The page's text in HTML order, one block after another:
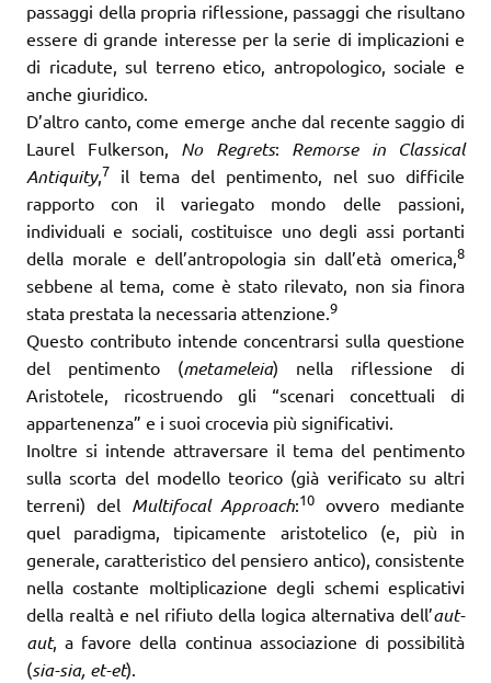
passaggi della propria riflessione, passaggi che risultano
essere di grande interesse per la serie di implicazioni e
di ricadute, sul terreno etico, antropologico, sociale e
anche giuridico.
D’altro canto, come emerge anche dal recente saggio di
Laurel Fulkerson, No Regrets: Remorse in Classical
Antiquity,7 il tema del pentimento, nel suo difficile
rapporto con il variegato mondo delle passioni,
individuali e sociali, costituisce uno degli assi portanti
della morale e dell’antropologia sin dall’età omerica,8
sebbene al tema, come è stato rilevato, non sia finora
stata prestata la necessaria attenzione.9
Questo contributo intende concentrarsi sulla questione
del pentimento (metameleia) nella riflessione di
Aristotele, ricostruendo gli “scenari concettuali di
appartenenza” e i suoi crocevia più significativi.
Inoltre si intende attraversare il tema del pentimento
sulla scorta del modello teorico (già verificato su altri
terreni) del Multifocal Approach:10 ovvero mediante
quel paradigma, tipicamente aristotelico (e, più in
generale, caratteristico del pensiero antico), consistente
nella costante moltiplicazione degli schemi esplicativi
della realtà e nel rifiuto della logica alternativa dell’aut-
aut, a favore della continua associazione di possibilità
(sia-sia, et-et).